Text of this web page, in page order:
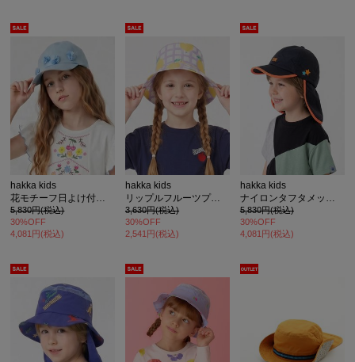
販サイト
hakka kids
花モチーフ日よけ付きキャップ(UVカット)(保冷剤入れポケット付き)
5,830円(税込)
30%OFF
4,081円(税込)
hakka kids
リップルフルーツプリント(レモン/チェリー)ハット
3,630円(税込)
30%OFF
2,541円(税込)
hakka kids
ナイロンタフタメッシュ日よけ付きキャップ(UVカット)(保冷剤入れポケット付き)
5,830円(税込)
30%OFF
4,081円(税込)